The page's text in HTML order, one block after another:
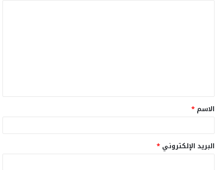
ق
*
الاسم *
البريد الإلكتروني *